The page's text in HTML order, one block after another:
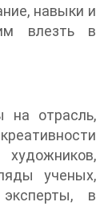
навыки и
влезть в
на отрасль,
ученых,
в